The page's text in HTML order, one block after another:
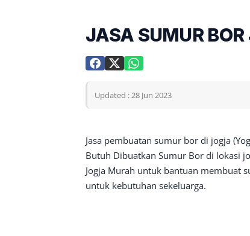
JASA SUMUR
Updated : 28 Jun 2023
Jasa pembuatan sumur bor di jogja
Butuh Dibuatkan Sumur Bor di lokasi
Jogja Murah untuk bantuan membuat
untuk kebutuhan sekeluarga.